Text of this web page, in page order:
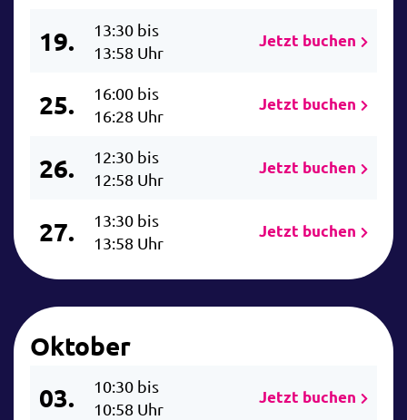
19.
13:30 bis
13:58 Uhr
Jetzt buchen
25.
16:00 bis
16:28 Uhr
Jetzt buchen
26.
12:30 bis
12:58 Uhr
Jetzt buchen
27.
13:30 bis
13:58 Uhr
Jetzt buchen
Oktober
03.
10:30 bis
10:58 Uhr
Jetzt buchen